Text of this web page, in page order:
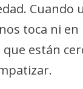
Cuando
toca ni
están